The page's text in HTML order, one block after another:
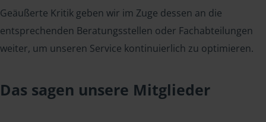
Geäußerte Kritik geben wir im Zuge dessen an die
entsprechenden Beratungsstellen oder Fachabteilungen
weiter, um unseren Service kontinuierlich zu optimieren.
Das sagen unsere Mitglieder